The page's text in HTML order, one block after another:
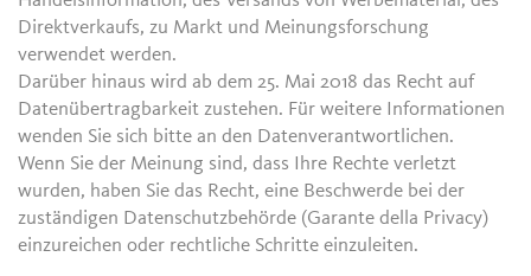
Direktverkaufs, zu Markt und Meinungsforschung
verwendet werden.
Darüber hinaus wird ab dem 25. Mai 2018 das Recht auf
Datenübertragbarkeit zustehen. Für weitere Informationen
wenden Sie sich bitte an den Datenverantwortlichen.
Wenn Sie der Meinung sind, dass Ihre Rechte verletzt
wurden, haben Sie das Recht, eine Beschwerde bei der
zuständigen Datenschutzbehörde (Garante della Privacy)
einzureichen oder rechtliche Schritte einzuleiten.